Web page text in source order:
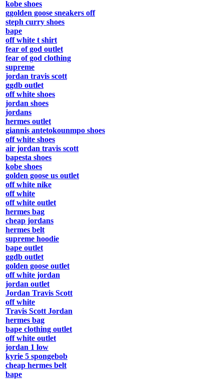
kobe shoes
ggolden goose sneakers off
steph curry shoes
bape
off white t shirt
fear of god outlet
fear of god clothing
supreme
jordan travis scott
ggdb outlet
off white shoes
jordan shoes
jordans
hermes outlet
giannis antetokounmpo shoes
off white shoes
air jordan travis scott
bapesta shoes
kobe shoes
golden goose us outlet
off white nike
off white
off white outlet
hermes bag
cheap jordans
hermes belt
supreme hoodie
bape outlet
ggdb outlet
golden goose outlet
off white jordan
jordan outlet
Jordan Travis Scott
off white
Travis Scott Jordan
hermes bag
bape clothing outlet
off white outlet
jordan 1 low
kyrie 5 spongebob
cheap hermes belt
bape